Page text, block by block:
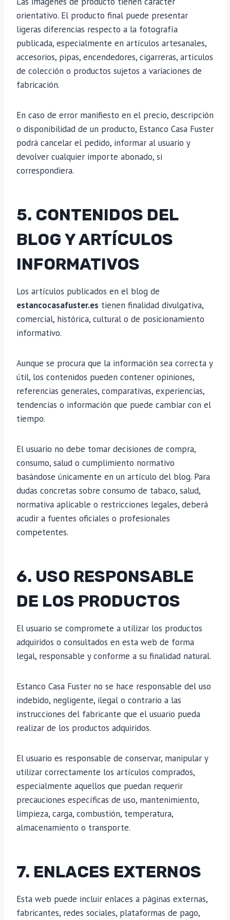
orientativo. El producto final puede presentar
ligeras diferencias respecto a la fotografía
publicada, especialmente en artículos artesanales,
accesorios, pipas, encendedores, cigarreras, artículos
de colección o productos sujetos a variaciones de
fabricación.
En caso de error manifiesto en el precio, descripción
o disponibilidad de un producto, Estanco Casa Fuster
podrá cancelar el pedido, informar al usuario y
devolver cualquier importe abonado, si
correspondiera.
5. CONTENIDOS DEL
BLOG Y ARTÍCULOS
INFORMATIVOS
Los artículos publicados en el blog de
estancocasafuster.es tienen finalidad divulgativa,
comercial, histórica, cultural o de posicionamiento
informativo.
Aunque se procura que la información sea correcta y
útil, los contenidos pueden contener opiniones,
referencias generales, comparativas, experiencias,
tendencias o información que puede cambiar con el
tiempo.
El usuario no debe tomar decisiones de compra,
consumo, salud o cumplimiento normativo
basándose únicamente en un artículo del blog. Para
dudas concretas sobre consumo de tabaco, salud,
normativa aplicable o restricciones legales, deberá
acudir a fuentes oficiales o profesionales
competentes.
6. USO RESPONSABLE
DE LOS PRODUCTOS
El usuario se compromete a utilizar los productos
adquiridos o consultados en esta web de forma
legal, responsable y conforme a su finalidad natural.
Estanco Casa Fuster no se hace responsable del uso
indebido, negligente, ilegal o contrario a las
instrucciones del fabricante que el usuario pueda
realizar de los productos adquiridos.
El usuario es responsable de conservar, manipular y
utilizar correctamente los artículos comprados,
especialmente aquellos que puedan requerir
precauciones específicas de uso, mantenimiento,
limpieza, carga, combustión, temperatura,
almacenamiento o transporte.
7. ENLACES EXTERNOS
Esta web puede incluir enlaces a páginas externas,
fabricantes, redes sociales, plataformas de pago,